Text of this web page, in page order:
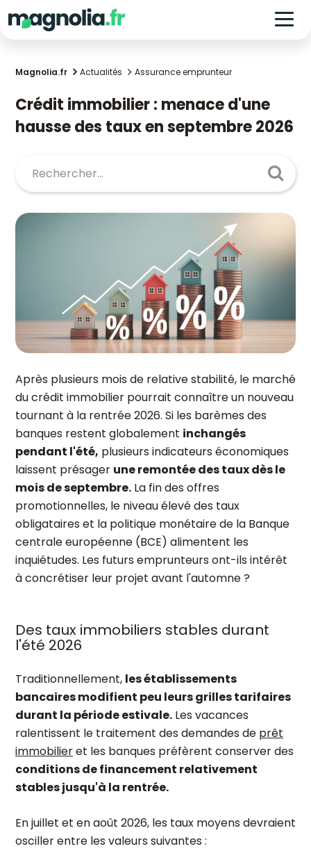
Magnolia.fr Actualités Assurance emprunteur
Crédit immobilier : menace d'une
hausse des taux en septembre 2026
Après plusieurs mois de relative stabilité, le marché
du crédit immobilier pourrait connaître un nouveau
tournant à la rentrée 2026. Si les barèmes des
banques restent globalement inchangés
pendant l'été, plusieurs indicateurs économiques
laissent présager une remontée des taux dès le
mois de septembre. La fin des offres
promotionnelles, le niveau élevé des taux
obligataires et la politique monétaire de la Banque
centrale européenne (BCE) alimentent les
inquiétudes. Les futurs emprunteurs ont-ils intérêt
à concrétiser leur projet avant l'automne ?
Des taux immobiliers stables durant
l'été 2026
Traditionnellement, les établissements
bancaires modifient peu leurs grilles tarifaires
durant la période estivale. Les vacances
ralentissent le traitement des demandes de prêt
immobilieret les banques préfèrent conserver des
conditions de financement relativement
stables jusqu'à la rentrée.
En juillet et en août 2026, les taux moyens devraient
osciller entre les valeurs suivantes :